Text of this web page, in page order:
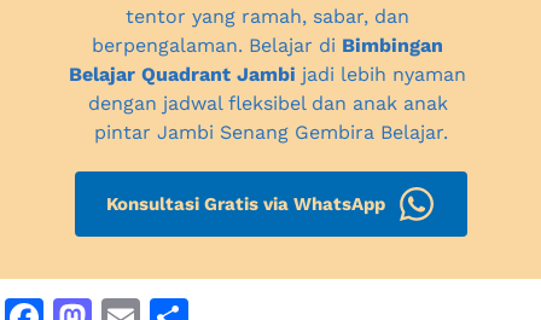
tentor yang ramah, sabar, dan
berpengalaman. Belajar di Bimbingan
Belajar Quadrant Jambi jadi lebih nyaman
dengan jadwal fleksibel dan anak anak
pintar Jambi Senang Gembira Belajar.
Konsultasi Gratis via WhatsApp